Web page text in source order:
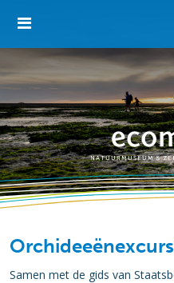
Samen met de gids van